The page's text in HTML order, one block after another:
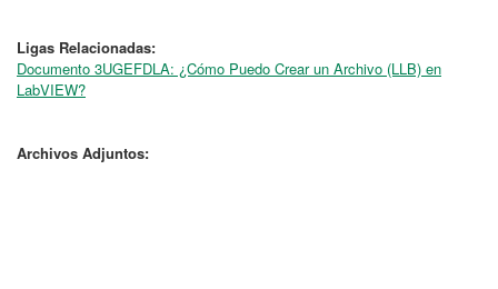
Ligas Relacionadas:
Documento 3UGEFDLA: ¿Cómo Puedo Crear un Archivo (LLB) en
LabVIEW?
Archivos Adjuntos: